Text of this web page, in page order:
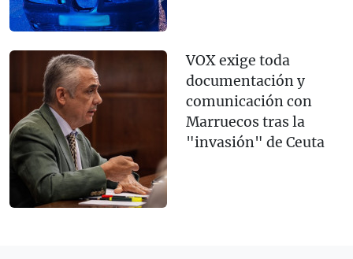
VOX exige toda
documentación y
comunicación con
Marruecos tras la
"invasión" de Ceuta